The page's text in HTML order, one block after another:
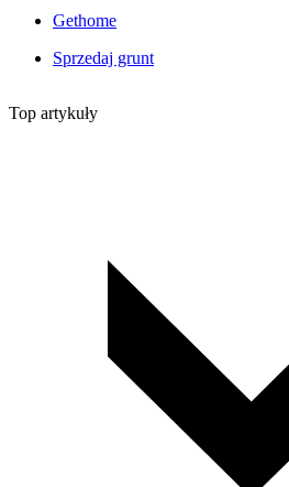
Gethome
Sprzedaj grunt
Top artykuły